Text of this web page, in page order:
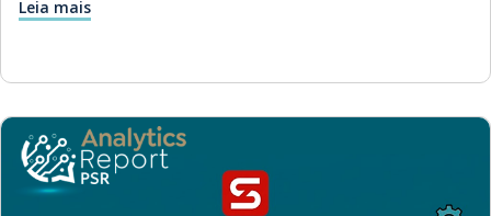
Leia mais